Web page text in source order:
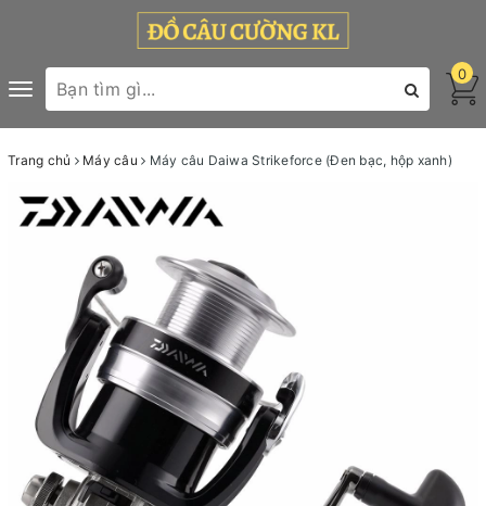
Toggle
navigation
0
Trang chủ Máy câu Máy câu Daiwa Strikeforce (Đen bạc, hộp xanh)